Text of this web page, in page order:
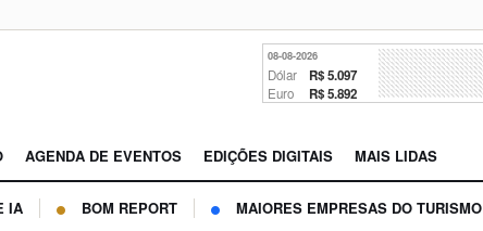
08-08-2026
Dólar R$ 5.097
Euro R$ 5.892
AGENDA DE EVENTOS EDIÇÕES DIGITAIS MAIS LIDAS
IA BOM REPORT MAIORES EMPRESAS DO TURISMO